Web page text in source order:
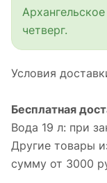
четверг.
Условия
Бесплатная
Вода 19 л: при
Другие товары
сумму от 3000